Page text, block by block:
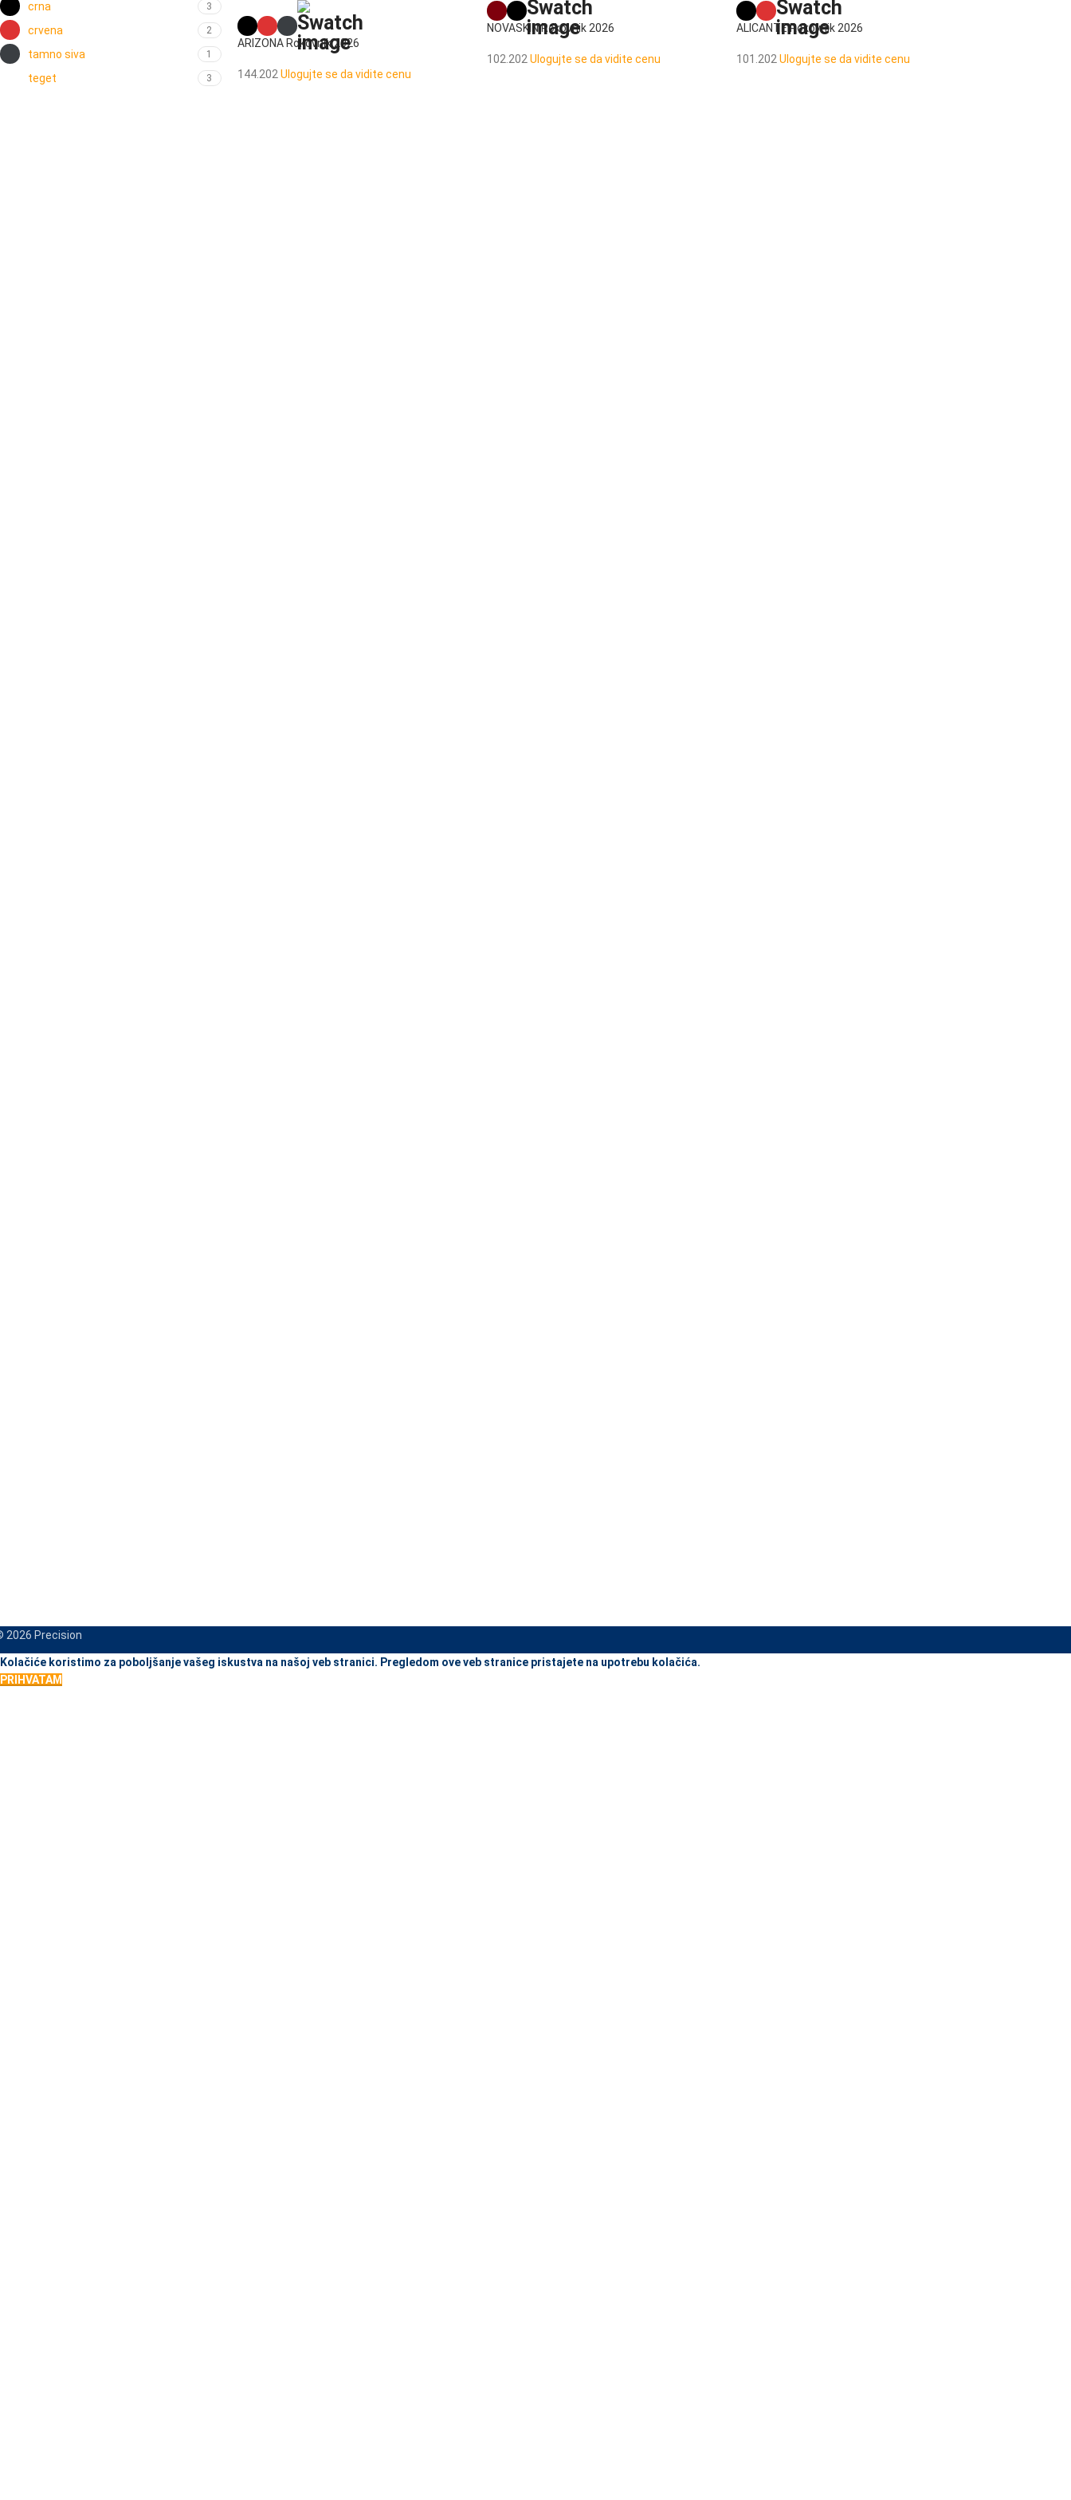
crna 3
crvena 2
tamno siva 1
teget 3
ARIZONA Rokovnik 2026
144.202 Ulogujte se da vidite cenu
NOVASKIN Rokovnik 2026
102.202 Ulogujte se da vidite cenu
ALICANTE Rokovnik 2026
101.202 Ulogujte se da vidite cenu
2026 Precision
When autocomplete results are available use up and down arrows to review and enter to go to the desired page. Touch device users, explore by touch or with swipe gestures.
Kolačiće koristimo za poboljšanje vašeg iskustva na našoj veb stranici. Pregledom ove veb stranice pristajete na upotrebu kolačića.
PRIHVATAM